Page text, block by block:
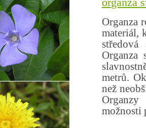
Organza
materiál,
Organza
metrů.
než
možnosti